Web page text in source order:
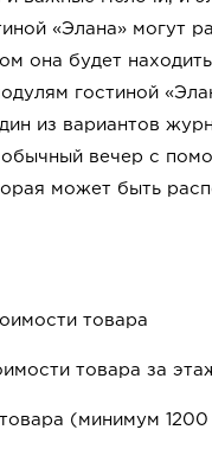
«Элана» могут
она будет
гостиной
из вариантов
вечер с
может быть
товара
товара за
(минимум